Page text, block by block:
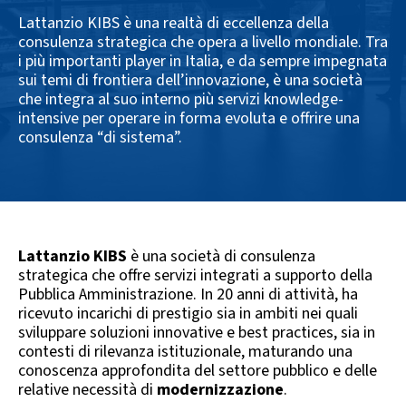
Lattanzio KIBS è una realtà di eccellenza della
consulenza strategica che opera a livello mondiale. Tra
i più importanti player in Italia, e da sempre impegnata
sui temi di frontiera dell’innovazione, è una società
che integra al suo interno più servizi knowledge-
intensive per operare in forma evoluta e offrire una
consulenza “di sistema”.
Lattanzio KIBS è una società di consulenza
strategica che offre servizi integrati a supporto della
Pubblica Amministrazione. In 20 anni di attività, ha
ricevuto incarichi di prestigio sia in ambiti nei quali
sviluppare soluzioni innovative e best practices, sia in
contesti di rilevanza istituzionale, maturando una
conoscenza approfondita del settore pubblico e delle
relative necessità di modernizzazione.